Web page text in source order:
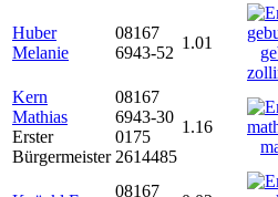
Huber
Melanie
08167
6943-52
1.01
Kern
Mathias
Erster
Bürgermeister
08167
6943-30
0175
2614485
1.16
08167